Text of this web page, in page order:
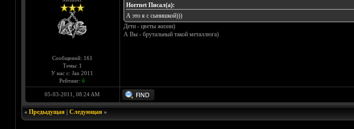
Сообщений: 161
Темы: 1
У нас с: Jan 2011
Рейтинг: 6
Horrnet Писал(а):
А это я с сынишкой)))
Дети - цветы жизни)
А Вы - брутальный такой металлюга)
05-03-2011, 08:24 AM
« Предыдущая| Следующая»